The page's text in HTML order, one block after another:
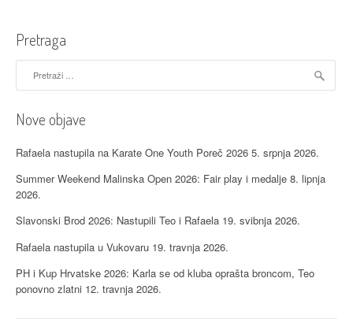
Pretraga
Nove objave
Rafaela nastupila na Karate One Youth Poreč 2026 5. srpnja 2026.
Summer Weekend Malinska Open 2026: Fair play i medalje 8. lipnja
2026.
Slavonski Brod 2026: Nastupili Teo i Rafaela 19. svibnja 2026.
Rafaela nastupila u Vukovaru 19. travnja 2026.
PH i Kup Hrvatske 2026: Karla se od kluba oprašta broncom, Teo
ponovno zlatni 12. travnja 2026.